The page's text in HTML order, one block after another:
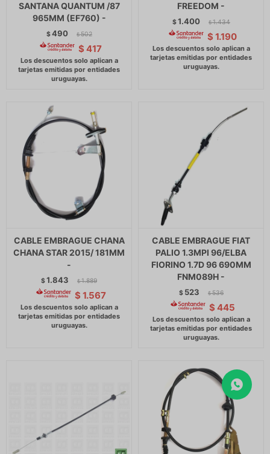
SANTANA QUANTUM /87
965MM (EF760) -
$490 $ 502
$ 417
FREEDOM -
$1.400 $ 1.434
$ 1.190
CABLE EMBRAGUE CHANA
CHANA STAR 2015/ 181MM
-
$1.843 $ 1.889
$ 1.567
CABLE EMBRAGUE FIAT
PALIO 1.3MPI 96/ELBA
FIORINO 1.7D 96 690MM
FNM089H -
$ 523 $ 536
$ 445